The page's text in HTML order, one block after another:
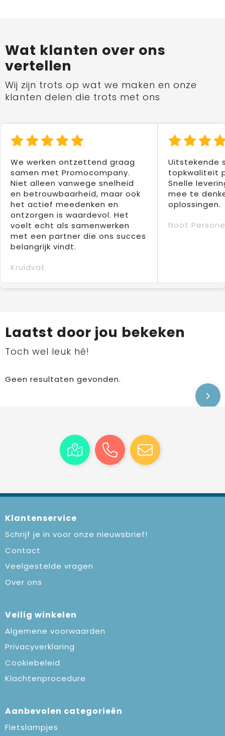
Wat klanten over ons
vertellen
Wij zijn trots op wat we maken en onze
klanten delen die trots met ons
We werken ontzettend graag
samen met Promocompany.
Niet alleen vanwege snelheid
en betrouwbaarheid, maar ook
het actief meedenken en
ontzorgen is waardevol. Het
voelt echt als samenwerken
met een partner die ons succes
belangrijk vindt.
Kruidvat
Uitstekende
topkwaliteit
Snelle
mee te
oplossingen.
Noot
Laatst door jou bekeken
Toch wel leuk hé!
Geen resultaten gevonden.
Klantenservice
Schrijf je in voor onze nieuwsbrief!
Contact
Veelgestelde vragen
Over ons
Veilig winkelen
Algemene voorwaarden
Privacyverklaring
Cookiebeleid
Klachtenprocedure
Aanbevolen categorieën
Fietslampjes